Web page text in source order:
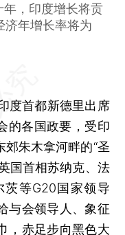
，印度增长将贡
济年增长率将为
首都新德里出席
的各国政要，受印
朱木拿河畔的“圣
国首相苏纳克、法
茨等G20国家领导
与会领导人、象征
，赤足步向黑色大